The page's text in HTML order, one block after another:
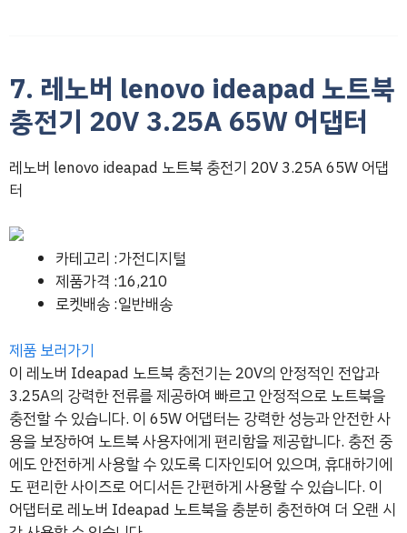
7. 레노버 lenovo ideapad 노트북
충전기 20V 3.25A 65W 어댑터
레노버 lenovo ideapad 노트북 충전기 20V 3.25A 65W 어댑
터
카테고리 :가전디지털
제품가격 :16,210
로켓배송 :일반배송
제품 보러가기
이 레노버 Ideapad 노트북 충전기는 20V의 안정적인 전압과
3.25A의 강력한 전류를 제공하여 빠르고 안정적으로 노트북을
충전할 수 있습니다. 이 65W 어댑터는 강력한 성능과 안전한 사
용을 보장하여 노트북 사용자에게 편리함을 제공합니다. 충전 중
에도 안전하게 사용할 수 있도록 디자인되어 있으며, 휴대하기에
도 편리한 사이즈로 어디서든 간편하게 사용할 수 있습니다. 이
어댑터로 레노버 Ideapad 노트북을 충분히 충전하여 더 오랜 시